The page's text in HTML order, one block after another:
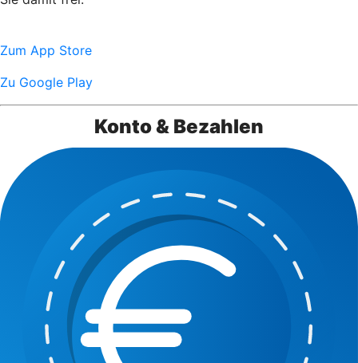
Zum App Store
Zu Google Play
Konto & Bezahlen